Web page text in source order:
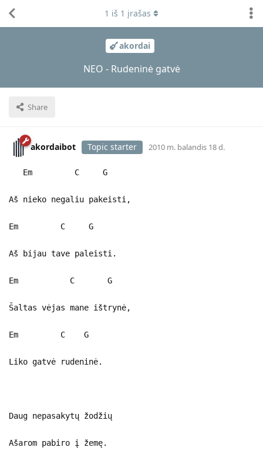
akordai
NEO - Rudeninė gatvė
Share
1 iš 1 įrašas
akordaibot Topic starter 2010 m. balandis 18 d.
Em C G
Aš nieko negaliu pakeisti,
Em C G
Aš bijau tave paleisti.
Em C G
Šaltas vėjas mane ištrynė,
Em C G
Liko gatvė rudeninė.
Daug nepasakytų žodžių
Ašarom pabiro į žemę.